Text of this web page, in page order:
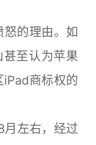
的理由。如
甚至认为苹果
iPad商标权的
左右，经过